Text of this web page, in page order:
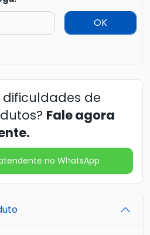
OK
de
Fale agora
no WhatsApp